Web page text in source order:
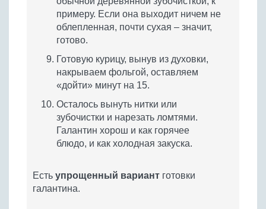
примеру. Если она выходит ничем не
облепленная, почти сухая – значит,
готово.
Готовую курицу, вынув из духовки,
накрываем фольгой, оставляем
«дойти» минут на 15.
Осталось вынуть нитки или
зубочистки и нарезать ломтями.
Галантин хорош и как горячее
блюдо, и как холодная закуска.
Есть упрощенный вариант готовки
галантина.